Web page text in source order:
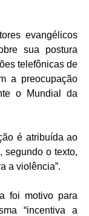
evangélicos
sua postura
telefônicas de
a preocupação
o Mundial da
é atribuída ao
segundo o texto,
a violência”.
foi motivo para
“incentiva a